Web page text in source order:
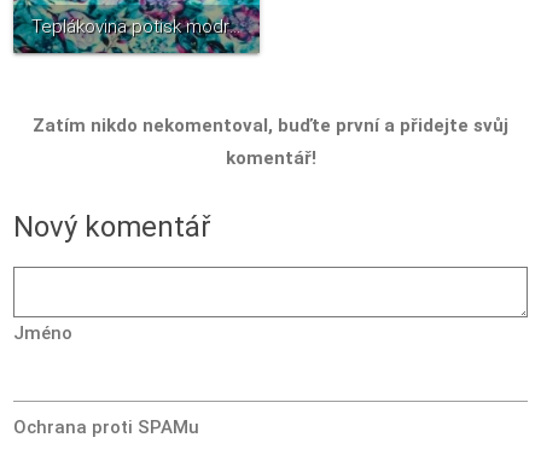
Teplákovina potisk modro- fialové květiny na bílé
Zatím nikdo nekomentoval, buďte první a přidejte svůj
komentář!
Nový komentář
Jméno
Ochrana proti SPAMu